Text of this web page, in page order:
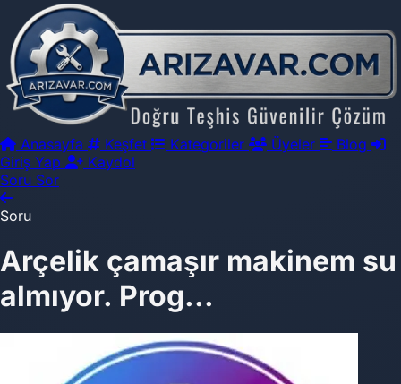
Anasayfa Keşfet Kategoriler Üyeler
Blog
Giriş Yap
Kaydol
Soru Sor
Soru
Arçelik çamaşır makinem su
almıyor. Prog...